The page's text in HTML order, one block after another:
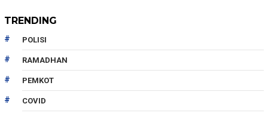
TRENDING
POLISI
RAMADHAN
PEMKOT
COVID